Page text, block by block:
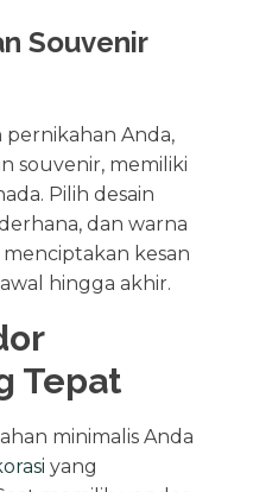
Souvenir
pernikahan Anda,
souvenir, memiliki
Pilih desain
dan warna
kesan
hingga akhir.
Tepat
minimalis Anda
yang